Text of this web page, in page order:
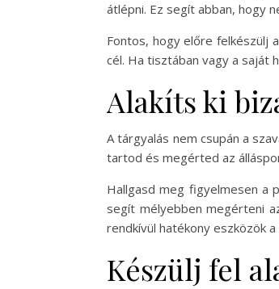
átlépni. Ez segít abban, hogy
Fontos, hogy előre felkészülj
cél. Ha tisztában vagy a saját
Alakíts ki
A tárgyalás nem csupán a
tartod és megérted az
Hallgasd meg figyelmesen a
segít mélyebben megérteni
rendkívül hatékony eszközök
Készülj fel